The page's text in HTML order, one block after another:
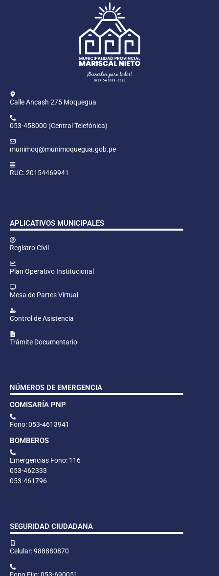
Calle Ancash 275 Moquegua
053-458000 (Central Telefónica)
munimoq@munimoquegua.gob.pe
RUC: 20154469941
APLICATIVOS MUNICIPALES
Registro Civil
Plan Operativo Institucional
Mesa de Partes Virtual
Control de Asistencia
Trámite Documentario
NÚMEROS DE EMERGENCIA
COMISARÍA PNP
Fono: 053-4613941
BOMBEROS
Emergencias Fono: 116
053-462333
053-461796
SEGURIDAD CIUDADANA
Celular: 988880870
Fono Fijo: 053-690051